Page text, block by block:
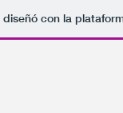
diseñó con la